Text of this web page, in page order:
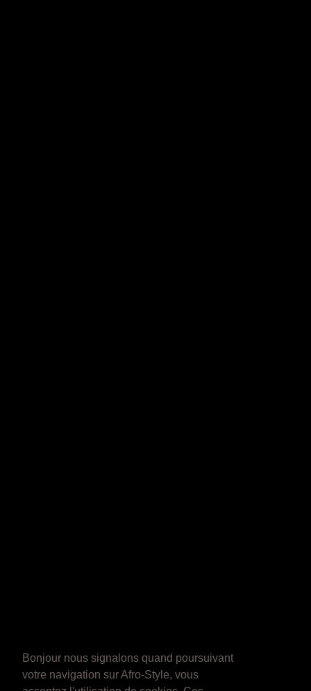
Bonjour nous signalons quand poursuivant
votre navigation sur Afro-Style, vous